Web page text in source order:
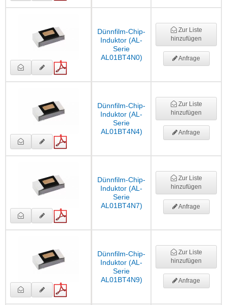
Dünnfilm-Chip-
Induktor (AL-
Serie
AL01BT4N0)
Zur Liste
hinzufügen
Anfrage
Dünnfilm-Chip-
Induktor (AL-
Serie
AL01BT4N4)
Zur Liste
hinzufügen
Anfrage
Dünnfilm-Chip-
Induktor (AL-
Serie
AL01BT4N7)
Zur Liste
hinzufügen
Anfrage
Dünnfilm-Chip-
Induktor (AL-
Serie
AL01BT4N9)
Zur Liste
hinzufügen
Anfrage